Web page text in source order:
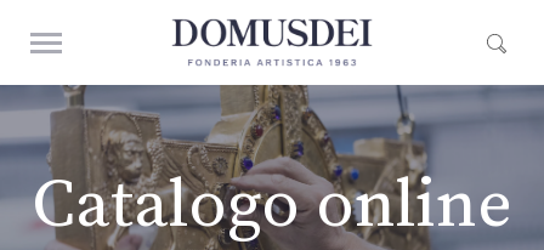
Catalogo online